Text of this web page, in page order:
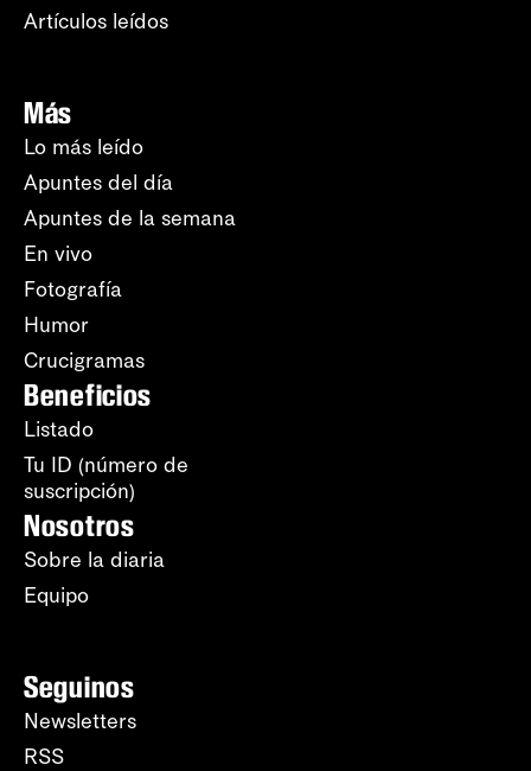
Artículos leídos
Más
Lo más leído
Apuntes del día
Apuntes de la semana
En vivo
Fotografía
Humor
Crucigramas
Beneficios
Listado
Tu ID (número de
suscripción)
Nosotros
Sobre la diaria
Equipo
Seguinos
Newsletters
RSS